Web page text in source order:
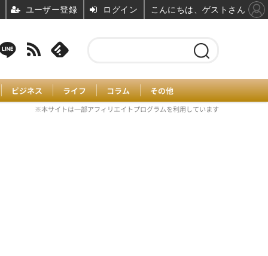
ビジネス ライフ コラム その他
※本サイトは一部アフィリエイトプログラムを利用しています
ユーザー登録 ログイン こんにちは、ゲストさん